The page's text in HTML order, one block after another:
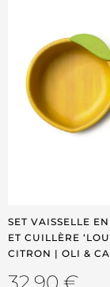
SET VAISSELLE
ET CUILLÈRE
CITRON | OLI &
32,90 €